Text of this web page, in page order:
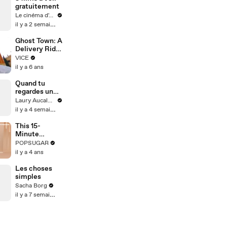
(Beginner,
Intermediate,
Collegiate)
gratuitement
Le cinéma d'Amaury
il y a 2 semaines
Ghost Town: A
Delivery Rider
in the Empty
Streets of
VICE
il y a 6 ans
Quand tu
regardes un
match de foot
avec ta
Laury Aucalme
il y a 4 semaines
This 15-
Minute
Standing
Booty
Toast Your
Glutes
POPSUGAR
il y a 4 ans
Les choses
simples
Sacha Borg
il y a 7 semaines